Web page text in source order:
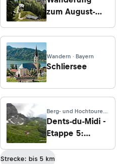
zum August-
von
Wandern · Bayern
Schliersee
Berg- und Hochtouren
· Wallis
Dents-du-Midi -
Etappe 5:
d'Anthème -
Strecke: bis 5 km